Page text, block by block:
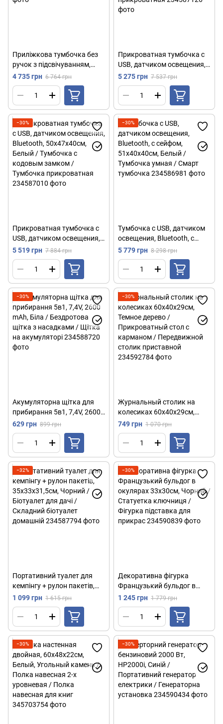
Приліжкова тумбочка без
ручок з підсвічуванням,
50х43х42см / Тумба в
спальню / Тумбочка
приліжкова
4 735 грн 6 764 грн
Прикроватная тумбочка с
USB, датчиком освещения,
Bluetooth аудио,
50х48х40см, Белая / Тумба
в спальню / Тумбочка
прикроватная
5 275 грн 7 537 грн
−30%
Прикроватная тумбочка с
USB, датчиком освещения,
Bluetooth, 50х47х40см,
Белый / Тумбочка с
кодовым замком /
Тумбочка прикроватная
5 519 грн 7 884 грн
−30%
Тумбочка с USB, датчиком
освещения, Bluetooth, с
сейфом, 51х40х40см, Белый
/ Тумбочка умная / Смарт
тумбочка
5 779 грн 8 298 грн
−30%
Акумуляторна щітка для
прибирання 5в1, 7,4V, 2600
mAh, Біла / Бездротова
щітка з насадками / Щітка
на акумуляторі
629 грн 899 грн
−30%
Журнальный столик на
колесиках 60х40х29см,
Темное дерево /
Прикроватный стол с
карманом / Передвижной
столик приставной
749 грн 1 070 грн
−32%
Портативний туалет для
кемпінгу + рулон пакетів,
35х33х31,5см, Чорний /
Біотуалет для дачі /
Складний біотуалет
домашній
1 099 грн 1 615 грн
−30%
Декоративна фігурка
Французький бульдог в
окулярах 33х30см, Чорний /
Статуетка ключниця /
Фігурка підставка для
прикрас
1 245 грн 1 779 грн
−30% −30%